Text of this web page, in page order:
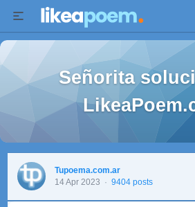
Señorita
Tupoema.com.ar
14 Apr 2023 · 9404 posts